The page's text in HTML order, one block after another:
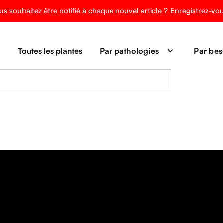
souhaitez être notifié à chaque nouvel article ? Enregistrez-
Toutes les plantes Par pathologies Par